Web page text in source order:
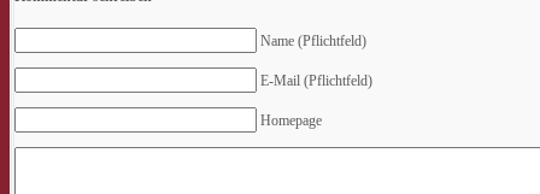
Name (Pflichtfeld)
E-Mail (Pflichtfeld)
Homepage